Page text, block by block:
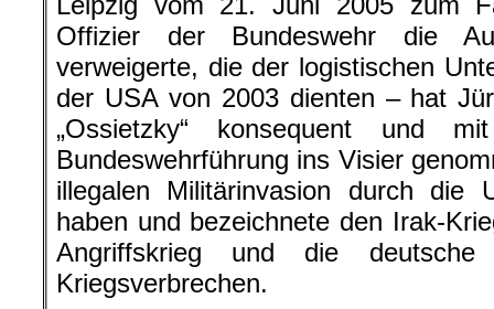
Offizier der Bundeswehr die
verweigerte, die der logistischen
der USA von 2003 dienten – hat
„Ossietzky“ konsequent und
Bundeswehrführung ins Visier
illegalen Militärinvasion durch die
haben und bezeichnete den Irak-
Angriffskrieg und die
Kriegsverbrechen.